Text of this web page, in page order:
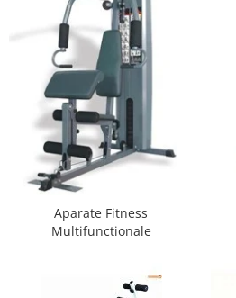
Accesorii scaune auto
Scaune de masa
Camera copilului
Patuturi din lemn
Patuturi lemn pana la 120 x 60 cm
Patuturi lemn 140 x 70 cm
Pat copii 160 x 80 cm
Pat tineret
Saltele patut copii
Saltele mici
Saltele de la 140 x 70 cm
Aparate Fitness
Multifunctionale